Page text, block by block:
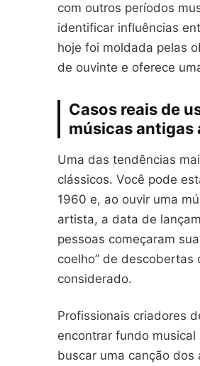
com outros períodos
identificar influências
hoje foi moldada pelas
de ouvinte e oferece
Casos reais de
músicas antigas
Uma das tendências
clássicos. Você pode
1960 e, ao ouvir uma
artista, a data de
pessoas começaram
coelho” de descobertas
considerado.
Profissionais criadores
encontrar fundo
buscar uma canção